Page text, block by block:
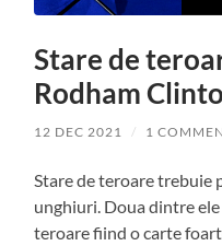
Stare de
Rodham
12 DEC 2021 / 1
Stare de teroare trebuie
unghiuri. Doua dintre
teroare fiind o carte